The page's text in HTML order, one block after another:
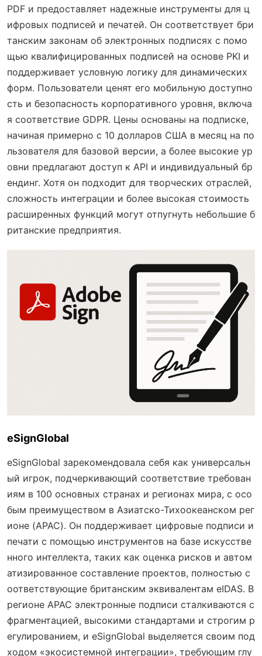
PDF и предоставляет надежные инструменты для ц
ифровых подписей и печатей. Он соответствует бри
танским законам об электронных подписях с помо
щью квалифицированных подписей на основе PKI и
поддерживает условную логику для динамических
форм. Пользователи ценят его мобильную доступно
сть и безопасность корпоративного уровня, включа
я соответствие GDPR. Цены основаны на подписке,
начиная примерно с 10 долларов США в месяц на по
льзователя для базовой версии, а более высокие ур
овни предлагают доступ к API и индивидуальный бр
ендинг. Хотя он подходит для творческих отраслей,
сложность интеграции и более высокая стоимость
расширенных функций могут отпугнуть небольшие б
ританские предприятия.
eSignGlobal
eSignGlobal зарекомендовала себя как универсальн
ый игрок, подчеркивающий соответствие требован
иям в 100 основных странах и регионах мира, с осо
бым преимуществом в Азиатско-Тихоокеанском рег
ионе (APAC). Он поддерживает цифровые подписи и
печати с помощью инструментов на базе искусстве
нного интеллекта, таких как оценка рисков и автом
атизированное составление проектов, полностью с
оответствующие британским эквивалентам eIDAS. В
регионе APAC электронные подписи сталкиваются с
фрагментацией, высокими стандартами и строгим р
егулированием, и eSignGlobal выделяется своим под
ходом «экосистемной интеграции», требующим глу